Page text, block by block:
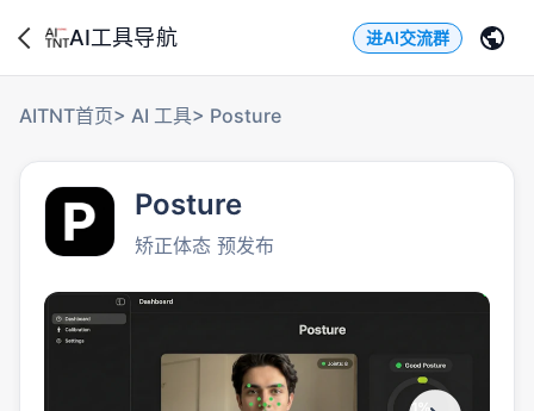
AI工具导航 进AI交流群
AITNT首页> AI 工具> Posture
Posture
矫正体态 预发布